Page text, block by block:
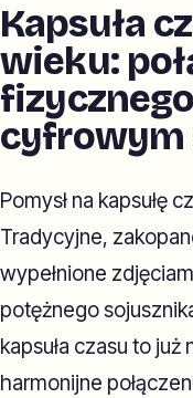
Kapsuła
wieku:
cyfrowym
Pomysł na kapsułę
Tradycyjne,
wypełnione
potężnego
kapsuła czasu to
harmonijne